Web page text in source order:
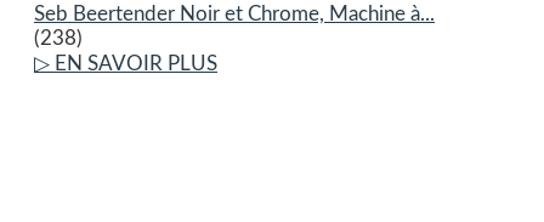
Seb Beertender Noir et Chrome, Machine à...
(238)
▷ EN SAVOIR PLUS